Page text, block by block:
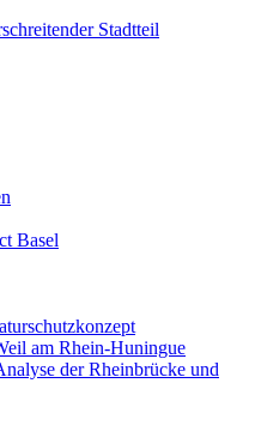
Basel
am Rhein-Huningue
der Rheinbrücke und